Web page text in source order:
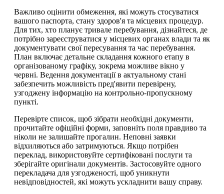
Важливо оцінити обмеження, які можуть стосуватися
вашого паспорта, стану здоров'я та місцевих процедур.
Для тих, хто планує тривале перебування, дізнайтеся, де
потрібно зареєструватися у місцевих органах влади та як
документувати свої пересування та час перебування.
План включає детальне складання кожного етапу в
організованому графіку, зокрема можливе вікно у
червні. Ведення документації в актуальному стані
забезпечить можливість пред'явити перевірену,
узгоджену інформацію на контрольно-пропускному
пункті.
Перевірте список, щоб зібрати необхідні документи,
прочитайте офіційні форми, заповніть поля правдиво та
ніколи не залишайте прогалин. Неповні заявки
відхиляються або затримуються. Якщо потрібен
переклад, використовуйте сертифіковані послуги та
зберігайте оригінали документів. Застосовуйте одного
перекладача для узгодженості, щоб уникнути
невідповідностей, які можуть ускладнити вашу справу.